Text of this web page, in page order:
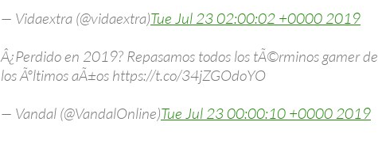
— Vidaextra (@vidaextra)Tue Jul 23 02:00:02 +0000 2019
Â¿Perdido en 2019? Repasamos todos los tÃ©rminos gamer de
los Ãºltimos aÃ±os https://t.co/34jZGOdoYO
— Vandal (@VandalOnline)Tue Jul 23 00:00:10 +0000 2019